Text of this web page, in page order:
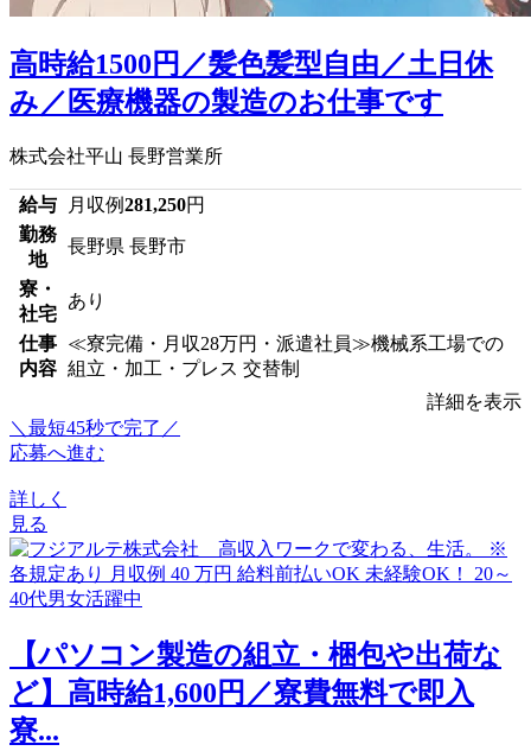
高時給1500円／髪色髪型自由／土日休
み／医療機器の製造のお仕事です
株式会社平山 長野営業所
給与 月収例281,250円
勤務
地
長野県 長野市
寮・
社宅
あり
仕事
内容
≪寮完備・月収28万円・派遣社員≫機械系工場での
組立・加工・プレス 交替制
詳細を表示
＼最短45秒で完了／
応募へ進む
詳しく
見る
【パソコン製造の組立・梱包や出荷な
ど】高時給1,600円／寮費無料で即入
寮...